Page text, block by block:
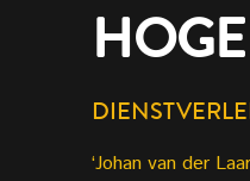
‘Johan van der